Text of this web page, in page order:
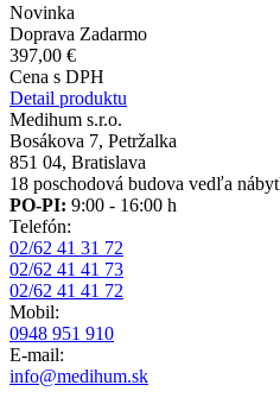
Novinka
Doprava Zadarmo
397,00 €
Cena s DPH
Detail produktu
Medihum s.r.o.
Bosákova 7, Petržalka
851 04, Bratislava
18 poschodová budova vedľa
PO-PI: 9:00 - 16:00 h
Telefón:
02/62 41 31 72
02/62 41 41 73
02/62 41 41 72
Mobil:
0948 951 910
E-mail:
info@medihum.sk